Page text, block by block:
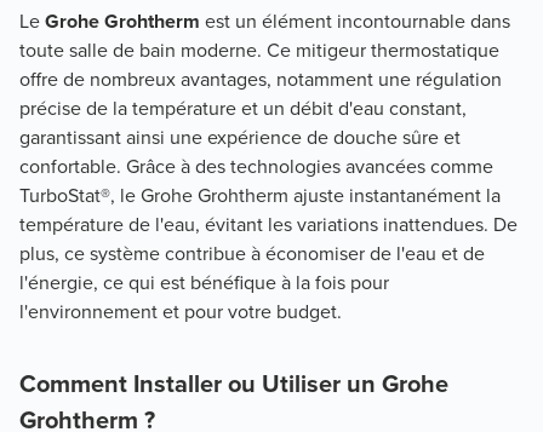
LeGrohe Grohtherm est un élément incontournable dans
toute salle de bain moderne. Ce mitigeur thermostatique
offre de nombreux avantages, notamment une régulation
précise de la température et un débit d'eau constant,
garantissant ainsi une expérience de douche sûre et
confortable. Grâce à des technologies avancées comme
TurboStat®, le Grohe Grohtherm ajuste instantanément la
température de l'eau, évitant les variations inattendues. De
plus, ce système contribue à économiser de l'eau et de
l'énergie, ce qui est bénéfique à la fois pour
l'environnement et pour votre budget.
Comment Installer ou Utiliser un Grohe
Grohtherm ?